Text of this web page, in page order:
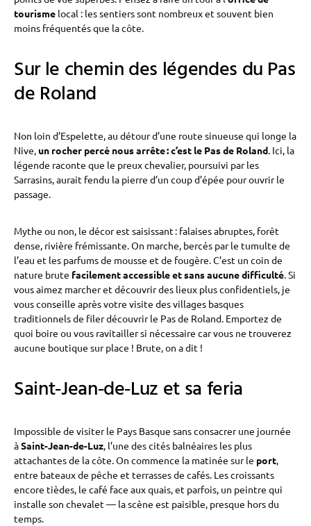
tourisme local : les sentiers sont nombreux et souvent bien
moins fréquentés que la côte.
Sur le chemin des légendes du Pas
de Roland
Non loin d’Espelette, au détour d’une route sinueuse qui longe la
Nive, un rocher percé nous arrête : c’est le Pas de Roland. Ici, la
légende raconte que le preux chevalier, poursuivi par les
Sarrasins, aurait fendu la pierre d’un coup d’épée pour ouvrir le
passage.
Mythe ou non, le décor est saisissant : falaises abruptes, forêt
dense, rivière frémissante. On marche, bercés par le tumulte de
l’eau et les parfums de mousse et de fougère. C’est un coin de
nature brute facilement accessible et sans aucune difficulté. Si
vous aimez marcher et découvrir des lieux plus confidentiels, je
vous conseille après votre visite des villages basques
traditionnels de filer découvrir le Pas de Roland. Emportez de
quoi boire ou vous ravitailler si nécessaire car vous ne trouverez
aucune boutique sur place ! Brute, on a dit !
Saint‑Jean‑de‑Luz et sa feria
Impossible de visiter le Pays Basque sans consacrer une journée
àSaint-Jean-de-Luz, l’une des cités balnéaires les plus
attachantes de la côte. On commence la matinée sur le port,
entre bateaux de pêche et terrasses de cafés. Les croissants
encore tièdes, le café face aux quais, et parfois, un peintre qui
installe son chevalet — la scène est paisible, presque hors du
temps.